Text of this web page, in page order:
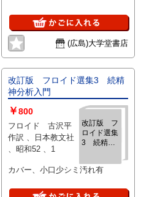
(広島)大学堂書店
改訂版 フロイド選集3 続精
神分析入門
改訂版 フ
ロイド選集
3 続精神
￥800
フロイド 古沢平
作訳 、日本教文社
、昭和52 、1
カバー、小口少シミ汚れ有